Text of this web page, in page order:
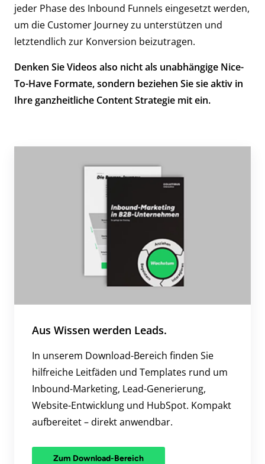
jeder Phase des Inbound Funnels eingesetzt werden,
um die Customer Journey zu unterstützen und
letztendlich zur Konversion beizutragen.
Denken Sie Videos also nicht als unabhängige Nice-
To-Have Formate, sondern beziehen Sie sie aktiv in
Ihre ganzheitliche Content Strategie mit ein.
Aus Wissen werden Leads.
In unserem Download-Bereich finden Sie
hilfreiche Leitfäden und Templates rund um
Inbound-Marketing, Lead-Generierung,
Website-Entwicklung und HubSpot. Kompakt
aufbereitet – direkt anwendbar.
Zum Download-Bereich